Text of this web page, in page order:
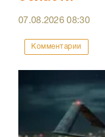
07.08.202608:30
Комментарии